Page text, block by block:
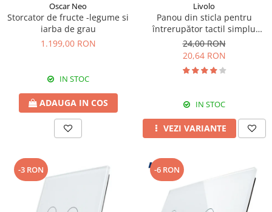
Oscar Neo
Storcator de fructe -legume si
iarba de grau
1.199,00 RON
IN STOC
ADAUGA IN COS
Livolo
Panou din sticla pentru
întrerupător tactil simplu
Livolo
24,00 RON
20,64 RON
IN STOC
VEZI VARIANTE
-3 RON -6 RON